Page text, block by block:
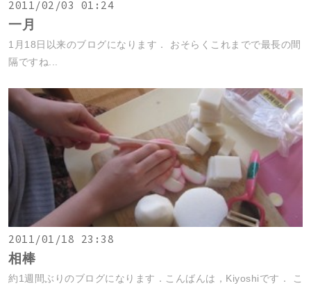
2011/02/03 01:24
一月
1月18日以来のブログになります． おそらくこれまでで最長の間
隔ですね...
2011/01/18 23:38
相棒
約1週間ぶりのブログになります．こんばんは，Kiyoshiです． こ